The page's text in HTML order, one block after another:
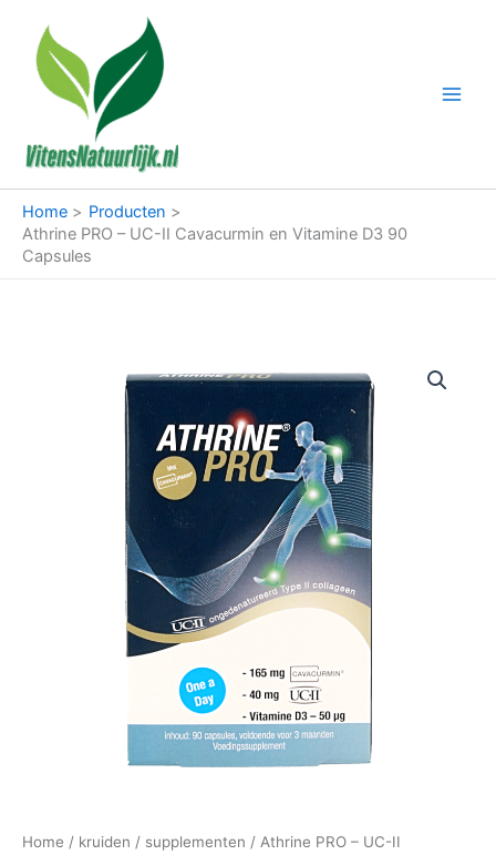
inhoud
Home
Producten
Athrine PRO – UC-II Cavacurmin en Vitamine D3 90
Capsules
Home / kruiden / supplementen / Athrine PRO – UC-II